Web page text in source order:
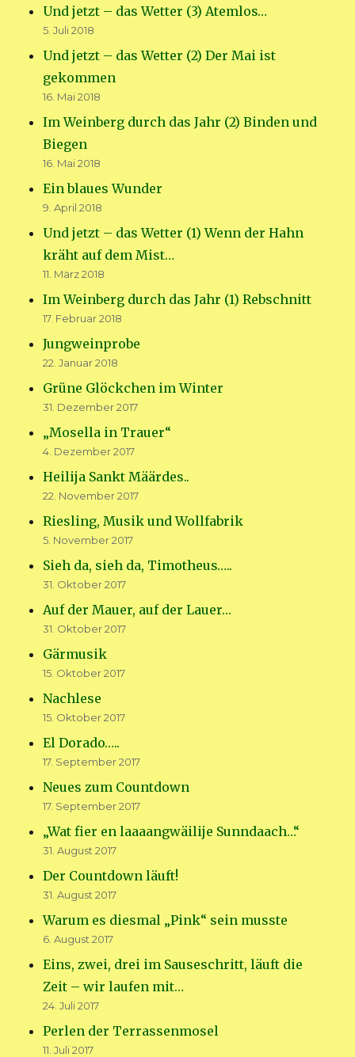
Und jetzt – das Wetter (3) Atemlos…
5. Juli 2018
Und jetzt – das Wetter (2) Der Mai ist
gekommen
16. Mai 2018
Im Weinberg durch das Jahr (2) Binden und
Biegen
16. Mai 2018
Ein blaues Wunder
9. April 2018
Und jetzt – das Wetter (1) Wenn der Hahn
kräht auf dem Mist…
11. März 2018
Im Weinberg durch das Jahr (1) Rebschnitt
17. Februar 2018
Jungweinprobe
22. Januar 2018
Grüne Glöckchen im Winter
31. Dezember 2017
„Mosella in Trauer“
4. Dezember 2017
Heilija Sankt Määrdes..
22. November 2017
Riesling, Musik und Wollfabrik
5. November 2017
Sieh da, sieh da, Timotheus…..
31. Oktober 2017
Auf der Mauer, auf der Lauer…
31. Oktober 2017
Gärmusik
15. Oktober 2017
Nachlese
15. Oktober 2017
El Dorado…..
17. September 2017
Neues zum Countdown
17. September 2017
„Wat fier en laaaangwäilije Sunndaach…“
31. August 2017
Der Countdown läuft!
31. August 2017
Warum es diesmal „Pink“ sein musste
6. August 2017
Eins, zwei, drei im Sauseschritt, läuft die
Zeit – wir laufen mit…
24. Juli 2017
Perlen der Terrassenmosel
11. Juli 2017